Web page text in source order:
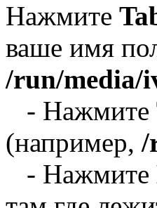
Нажмите
ваше имя
/run/media/
- Нажмите
(например, /
- Нажмите